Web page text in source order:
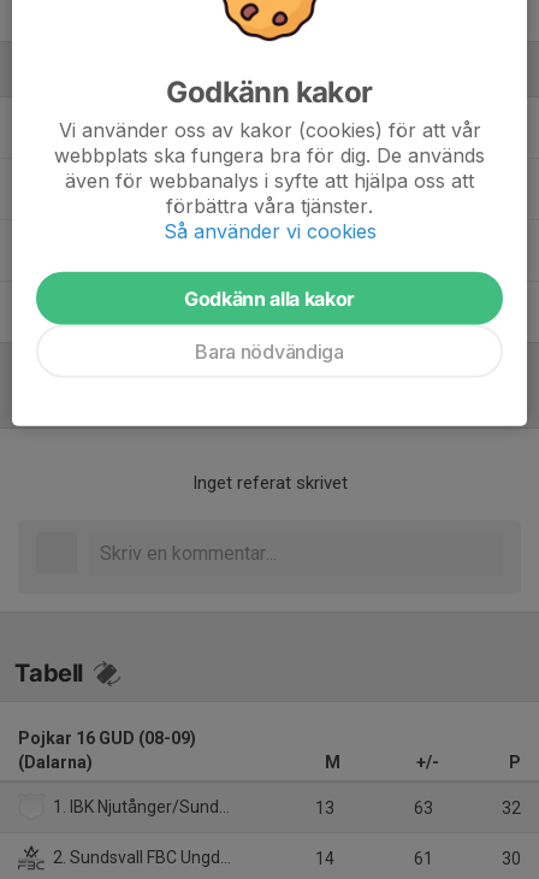
Annelie VesterbergLagledare
Fredrik SöderKontaktperson/Tränare
Teo SamuelssonTränare
Inget referat skrivet
Tabell
Pojkar 16 GUD (08-09)
(Dalarna)
M +/- P
1. IBK Njutånger/Sundsvall FBC Ungdom 13 63 32
2. Sundsvall FBC Ungdom 14 61 30
Godkänn kakor
Vi använder oss av kakor (cookies) för att vår
webbplats ska fungera bra för dig. De används
även för webbanalys i syfte att hjälpa oss att
förbättra våra tjänster.
Så använder vi cookies
Godkänn alla kakor
Bara nödvändiga